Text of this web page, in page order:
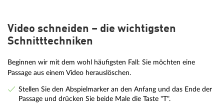
Video schneiden – die wichtigsten
Schnitttechniken
Beginnen wir mit dem wohl häufigsten Fall: Sie möchten eine
Passage aus einem Video herauslöschen.
Stellen Sie den Abspielmarker an den Anfang und das Ende der
Passage und drücken Sie beide Male die Taste "T".